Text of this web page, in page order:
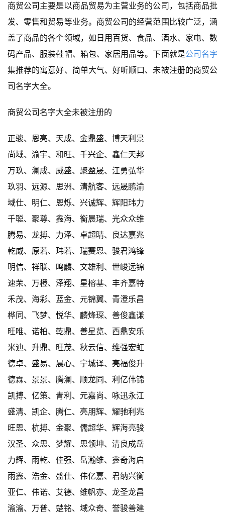
商贸公司主要是以商品贸易为主营业务的公司，包括商品批
发、零售和贸易等业务。商贸公司的经营范围比较广泛，涵
盖了商品的各个领域，如日用百货、食品、酒水、家电、数
码产品、服装鞋帽、箱包、家居用品等。下面就是公司名字
集推荐的寓意好、简单大气、好听顺口、未被注册的商贸公
司名字大全。
商贸公司名字大全未被注册的
正骏、恩亮、天成、金鼎盛、博天利景
尚域、渝宇、和旺、千兴企、鑫仁天邦
万玖、澜成、威盛、聚盈晟、江勇弘华
玖羽、远源、思洲、清航客、远晟鹏渝
域仕、明仁、恩烁、兴诚辉、辉阳玮力
千聪、聚尊、鑫海、衡晨瑞、光众众维
腾易、龙搏、力泽、卓超晴、良达嘉兆
乾威、原若、玮若、瑞赛恩、骏君鸿锋
明信、祥联、鸣麟、文雄利、世峻远锦
速荣、万橙、泽翔、星榕基、丰齐嘉特
禾茂、海彩、蓝金、元锦翼、青澄乐昌
桦同、飞梦、悦华、麟烽琛、善俊鑫谦
旺唯、诺柏、乾鼎、善星览、西鼎安乐
米迪、升鼎、旺茂、秋云信、维强宏虹
德卓、盛易、晨心、宁城译、亮福俊升
德霖、景景、腾澜、顺龙同、利亿伟锦
凯搏、亿策、青利、元嘉尚、咏迅永江
盛清、凯企、腾仁、亮朋辉、耀驰利兆
旺恩、杭搏、金聚、儒超华、辉海亮骏
汉圣、众思、梦耀、思领坤、清良成岳
力辉、雨乾、佳强、岳瀚维、鑫奇海启
雨鑫、浩金、盛仕、伟亿嘉、君纳兴衡
亚仁、伟诺、艾德、维帆亦、龙圣龙昌
渝渝、万普、楚铭、域众奇、誉骏善建